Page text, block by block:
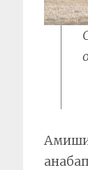
Амиши